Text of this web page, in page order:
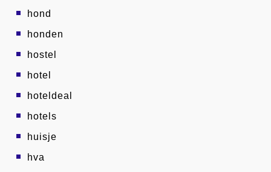
hond
honden
hostel
hotel
hoteldeal
hotels
huisje
hva